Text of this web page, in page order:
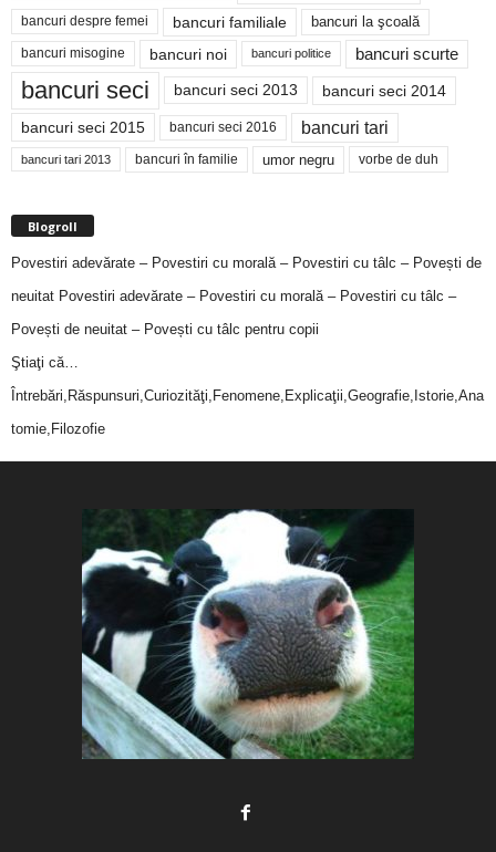
bancuri despre femei bancuri familiale bancuri la şcoală
bancuri misogine bancuri noi bancuri politice bancuri scurte
bancuri seci bancuri seci 2013 bancuri seci 2014
bancuri seci 2015 bancuri seci 2016 bancuri tari
bancuri tari 2013 bancuri în familie umor negru vorbe de duh
Blogroll
Povestiri adevărate – Povestiri cu morală – Povestiri cu tâlc – Povești de
neuitat Povestiri adevărate – Povestiri cu morală – Povestiri cu tâlc –
Povești de neuitat – Povești cu tâlc pentru copii
Ştiaţi că…
Întrebări,Răspunsuri,Curiozităţi,Fenomene,Explicaţii,Geografie,Istorie,Ana
tomie,Filozofie